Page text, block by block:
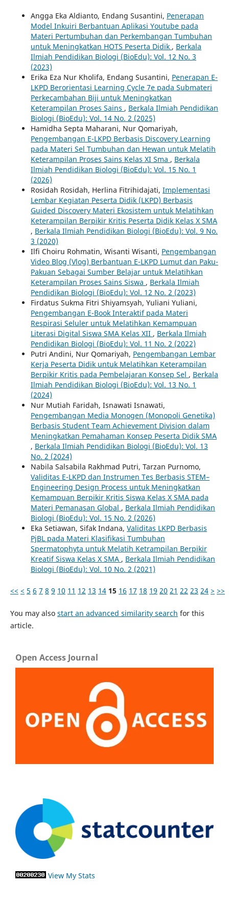
Angga Eka Aldianto, Endang Susantini, Penerapan
Model Inkuiri Berbantuan Aplikasi Youtube pada
Materi Pertumbuhan dan Perkembangan Tumbuhan
untuk Meningkatkan HOTS Peserta Didik , Berkala
Ilmiah Pendidikan Biologi (BioEdu): Vol. 12 No. 3
(2023)
Erika Eza Nur Kholifa, Endang Susantini, Penerapan E-
LKPD Berorientasi Learning Cycle 7e pada Submateri
Perkecambahan Biji untuk Meningkatkan
Keterampilan Proses Sains , Berkala Ilmiah Pendidikan
Biologi (BioEdu): Vol. 14 No. 2 (2025)
Hamidha Septa Maharani, Nur Qomariyah,
Pengembangan E-LKPD Berbasis Discovery Learning
pada Materi Sel Tumbuhan dan Hewan untuk Melatih
Keterampilan Proses Sains Kelas XI Sma , Berkala
Ilmiah Pendidikan Biologi (BioEdu): Vol. 15 No. 1
(2026)
Rosidah Rosidah, Herlina Fitrihidajati, Implementasi
Lembar Kegiatan Peserta Didik (LKPD) Berbasis
Guided Discovery Materi Ekosistem untuk Melatihkan
Keterampilan Berpikir Kritis Peserta Didik Kelas X SMA
, Berkala Ilmiah Pendidikan Biologi (BioEdu): Vol. 9 No.
3 (2020)
Ilfi Choiru Rohmatin, Wisanti Wisanti, Pengembangan
Video Blog (Vlog) Berbantuan E-LKPD Lumut dan Paku-
Pakuan Sebagai Sumber Belajar untuk Melatihkan
Keterampilan Proses Sains Siswa , Berkala Ilmiah
Pendidikan Biologi (BioEdu): Vol. 12 No. 2 (2023)
Firdatus Sukma Fitri Shiyamsyah, Yuliani Yuliani,
Pengembangan E-Book Interaktif pada Materi
Respirasi Seluler untuk Melatihkan Kemampuan
Literasi Digital Siswa SMA Kelas XII , Berkala Ilmiah
Pendidikan Biologi (BioEdu): Vol. 11 No. 2 (2022)
Putri Andini, Nur Qomariyah, Pengembangan Lembar
Kerja Peserta Didik untuk Melatihkan Keterampilan
Berpikir Kritis pada Pembelajaran Konsep Sel , Berkala
Ilmiah Pendidikan Biologi (BioEdu): Vol. 13 No. 1
(2024)
Nur Mutiah Faridah, Isnawati Isnawati,
Pengembangan Media Monogen (Monopoli Genetika)
Berbasis Student Team Achievement Division dalam
Meningkatkan Pemahaman Konsep Peserta Didik SMA
, Berkala Ilmiah Pendidikan Biologi (BioEdu): Vol. 13
No. 2 (2024)
Nabila Salsabila Rakhmad Putri, Tarzan Purnomo,
Validitas E-LKPD dan Instrumen Tes Berbasis STEM–
Engineering Design Process untuk Meningkatkan
Kemampuan Berpikir Kritis Siswa Kelas X SMA pada
Materi Pemanasan Global , Berkala Ilmiah Pendidikan
Biologi (BioEdu): Vol. 15 No. 2 (2026)
Eka Setiawan, Sifak Indana, Validitas LKPD Berbasis
PjBL pada Materi Klasifikasi Tumbuhan
Spermatophyta untuk Melatih Ketrampilan Berpikir
Kreatif Siswa Kelas X SMA , Berkala Ilmiah Pendidikan
Biologi (BioEdu): Vol. 10 No. 2 (2021)
<< < 5 6 7 8 9 10 11 12 13 14 15 16 17 18 19 20 21 22 23 24 > >>
You may also start an advanced similarity search for this
article.
Open Access Journal
View My Stats